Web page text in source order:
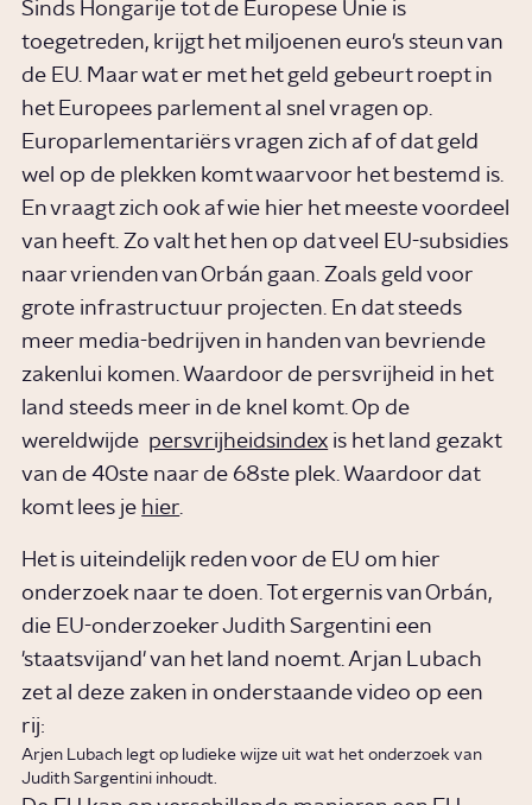
Sinds Hongarije tot de Europese Unie is
toegetreden, krijgt het miljoenen euro's steun van
de EU. Maar wat er met het geld gebeurt roept in
het Europees parlement al snel vragen op.
Europarlementariërs vragen zich af of dat geld
wel op de plekken komt waarvoor het bestemd is.
En vraagt zich ook af wie hier het meeste voordeel
van heeft. Zo valt het hen op dat veel EU-subsidies
naar vrienden van Orbán gaan. Zoals geld voor
grote infrastructuur projecten. En dat steeds
meer media-bedrijven in handen van bevriende
zakenlui komen. Waardoor de persvrijheid in het
land steeds meer in de knel komt. Op de
wereldwijde persvrijheidsindex is het land gezakt
van de 40ste naar de 68ste plek. Waardoor dat
komt lees je hier.
Het is uiteindelijk reden voor de EU om hier
onderzoek naar te doen. Tot ergernis van Orbán,
die EU-onderzoeker Judith Sargentini een
'staatsvijand' van het land noemt. Arjan Lubach
zet al deze zaken in onderstaande video op een
rij:
Arjen Lubach legt op ludieke wijze uit wat het onderzoek van
Judith Sargentini inhoudt.